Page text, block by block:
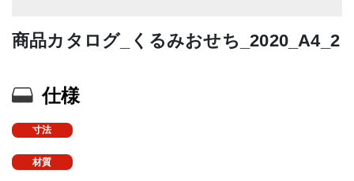
商品カタログ_くるみおせち_2020_A4_2
仕様
寸法
材質